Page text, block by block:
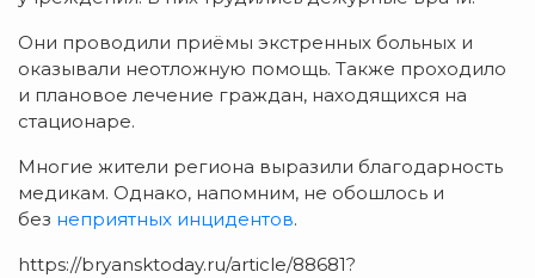
Они проводили приёмы экстренных больных и
оказывали неотложную помощь. Также проходило
и плановое лечение граждан, находящихся на
стационаре.
Многие жители региона выразили благодарность
медикам. Однако, напомним, не обошлось и
без неприятных инцидентов.
https://bryansktoday.ru/article/88681?